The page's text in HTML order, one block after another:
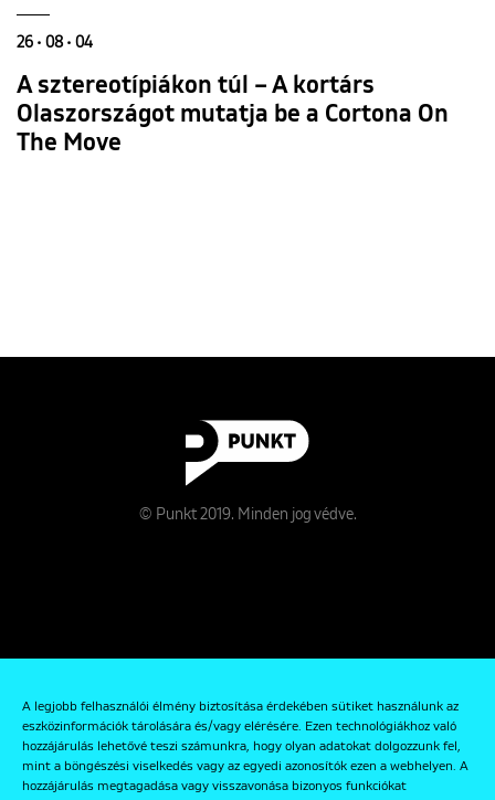
A legjobb felhasználói élmény biztosítása érdekében sütiket használunk az
eszközinformációk tárolására és/vagy elérésére. Ezen technológiákhoz való
hozzájárulás lehetővé teszi számunkra, hogy olyan adatokat dolgozzunk fel,
mint a böngészési viselkedés vagy az egyedi azonosítók ezen a webhelyen. A
hozzájárulás megtagadása vagy visszavonása bizonyos funkciókat
26 • 08 • 04
A sztereotípiákon túl – A kortárs
Olaszországot mutatja be a Cortona On
The Move
© Punkt 2019. Minden jog védve.
Kapcsolat
Adatkezelési és Adatvédelmi Szabályzat